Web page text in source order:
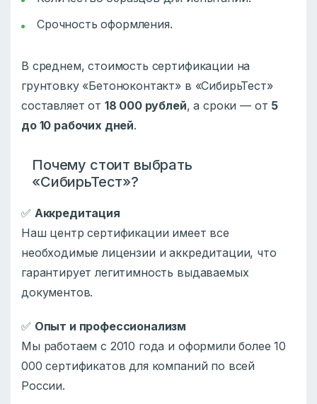
Срочность оформления.
В среднем, стоимость сертификации на
грунтовку «Бетоноконтакт» в «СибирьТест»
составляет от 18 000 рублей, а сроки — от 5
до 10 рабочих дней.
Почему стоит выбрать
«СибирьТест»?
✅ Аккредитация
Наш центр сертификации имеет все
необходимые лицензии и аккредитации, что
гарантирует легитимность выдаваемых
документов.
✅ Опыт и профессионализм
Мы работаем с 2010 года и оформили более 10
000 сертификатов для компаний по всей
России.